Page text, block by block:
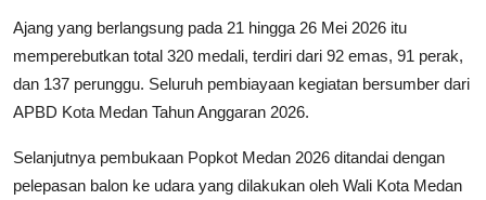
Ajang yang berlangsung pada 21 hingga 26 Mei 2026 itu
memperebutkan total 320 medali, terdiri dari 92 emas, 91 perak,
dan 137 perunggu. Seluruh pembiayaan kegiatan bersumber dari
APBD Kota Medan Tahun Anggaran 2026.
Selanjutnya pembukaan Popkot Medan 2026 ditandai dengan
pelepasan balon ke udara yang dilakukan oleh Wali Kota Medan